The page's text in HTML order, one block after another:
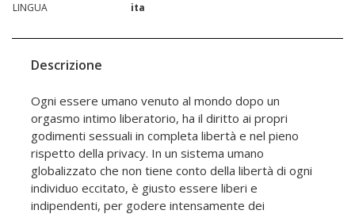
LINGUA
ita
Descrizione
Ogni essere umano venuto al mondo dopo un
orgasmo intimo liberatorio, ha il diritto ai propri
godimenti sessuali in completa libertà e nel pieno
rispetto della privacy. In un sistema umano
globalizzato che non tiene conto della libertà di ogni
individuo eccitato, è giusto essere liberi e
indipendenti, per godere intensamente dei